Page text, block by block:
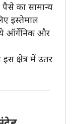
का सामान्य
इस्तेमाल
ऑर्गेनिक और
क्षेत्र में उतर